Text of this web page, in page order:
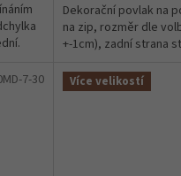
Dekorační povlak na
na zip, rozměr dle
+-1cm), zadní strana
7-30 Více velikostí